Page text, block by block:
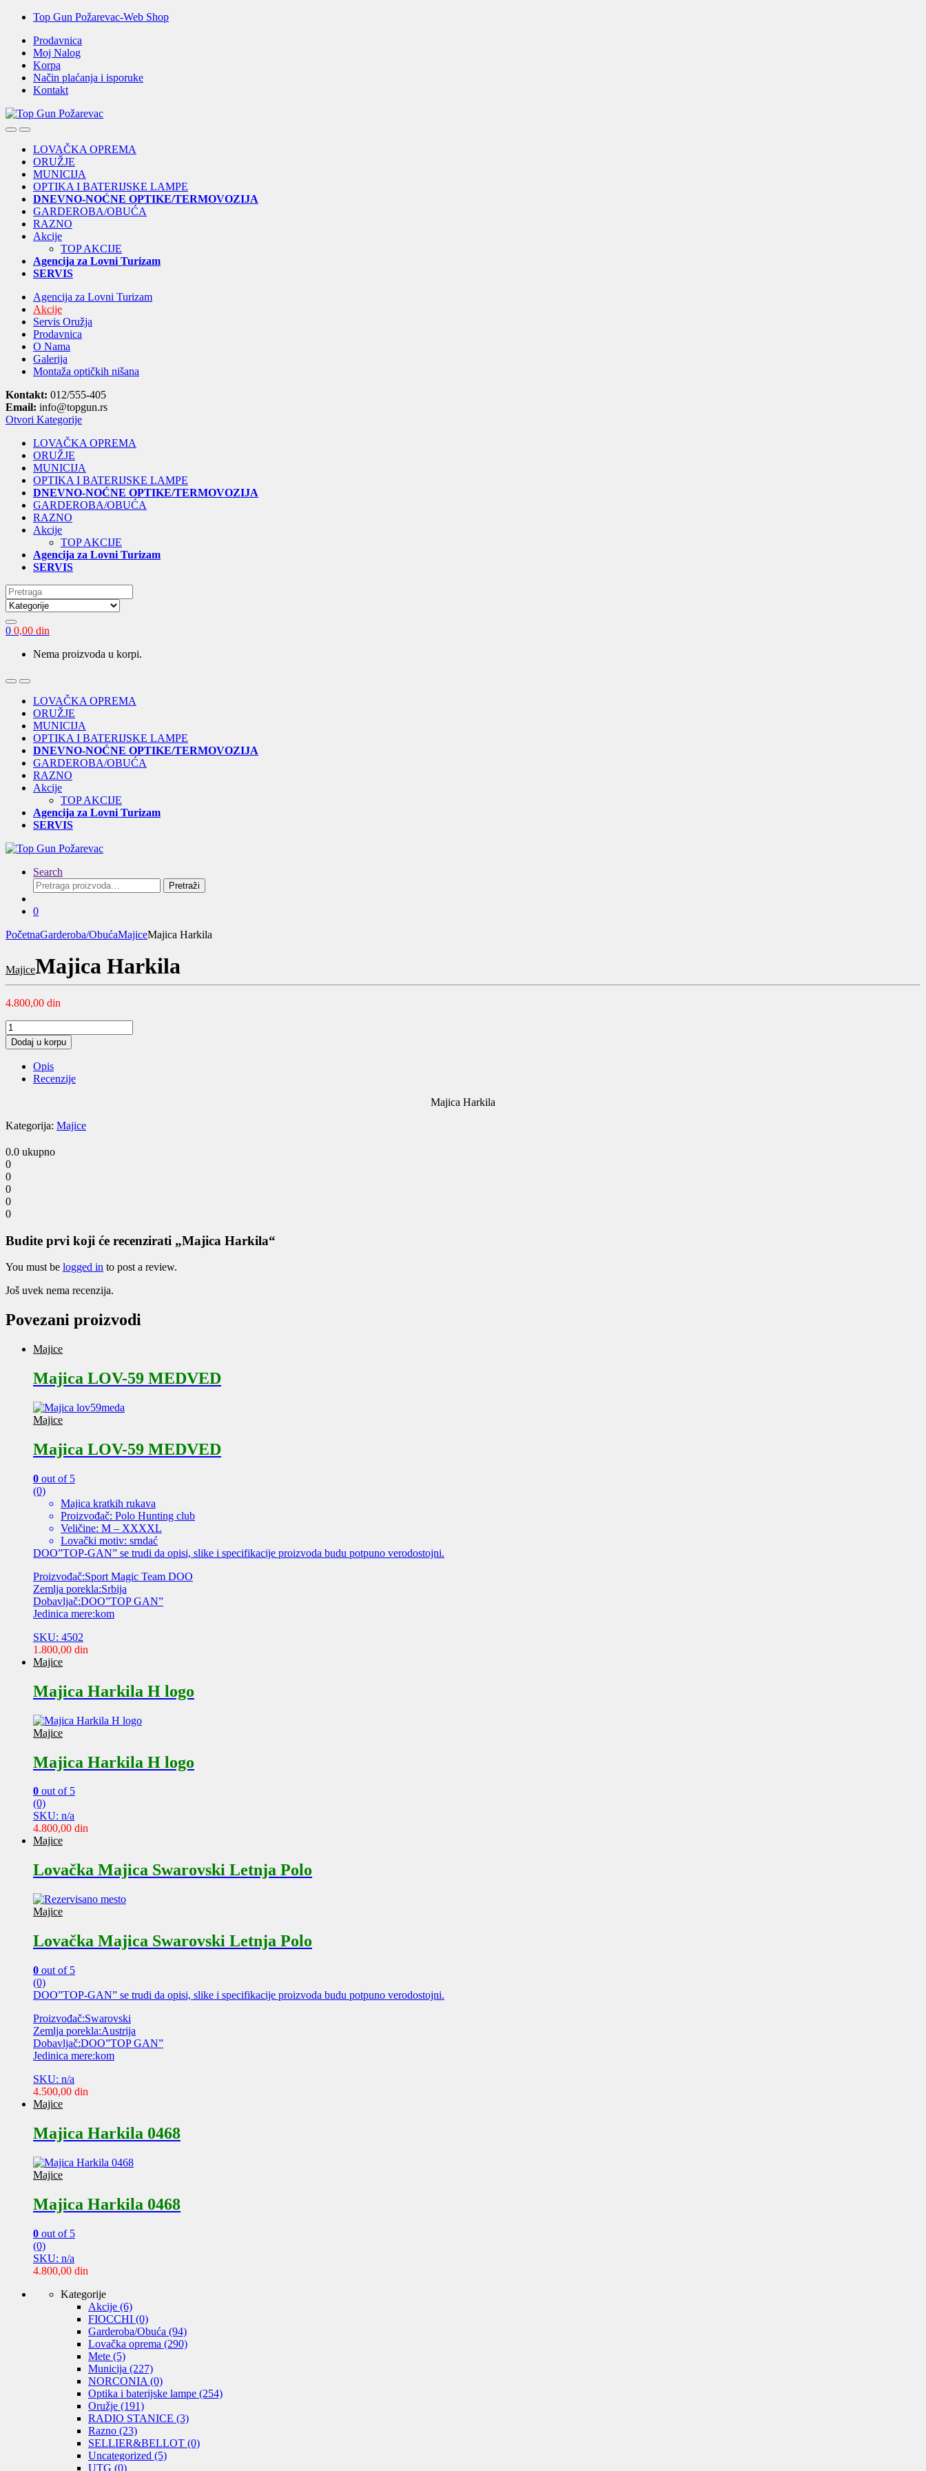
Skip
navigation
Skip
content
Top Gun Požarevac-Web Shop
Prodavnica
Moj Nalog
Korpa
Način plaćanja i isporuke
Kontakt
OpenClose
LOVAČKA OPREMA
ORUŽJE
MUNICIJA
OPTIKA I BATERIJSKE LAMPE
DNEVNO-NOĆNE OPTIKE/TERMOVOZIJA
GARDEROBA/OBUĆA
RAZNO
Akcije
TOP AKCIJE
Agencija za Lovni Turizam
SERVIS
Agencija za Lovni Turizam
Akcije
Servis Oružja
Prodavnica
O Nama
Galerija
Montaža optičkih nišana
Kontakt: 012/555-405
Email: info@topgun.rs
Otvori Kategorije
LOVAČKA OPREMA
ORUŽJE
MUNICIJA
OPTIKA I BATERIJSKE LAMPE
DNEVNO-NOĆNE OPTIKE/TERMOVOZIJA
GARDEROBA/OBUĆA
RAZNO
Akcije
TOP AKCIJE
Agencija za Lovni Turizam
SERVIS
Search
for:
0 0,00 din
Nema proizvoda u korpi.
OpenClose
LOVAČKA OPREMA
ORUŽJE
MUNICIJA
OPTIKA I BATERIJSKE LAMPE
DNEVNO-NOĆNE OPTIKE/TERMOVOZIJA
GARDEROBA/OBUĆA
RAZNO
Akcije
TOP AKCIJE
Agencija za Lovni Turizam
SERVIS
Search
Pretraga
za:
Pretraži
0
PočetnaGarderoba/ObućaMajiceMajica Harkila
MajiceMajica Harkila
4.800,00 din
Majica
Harkila
quantity
Dodaj u korpu
Opis
Recenzije
Majica Harkila
Kategorija: Majice
0.0 ukupno
0
0
0
0
0
Budite prvi koji će recenzirati „Majica Harkila“
You must be logged in to post a review.
Još uvek nema recenzija.
Povezani proizvodi
Majice
Majica LOV-59 MEDVED
Majice
Majica LOV-59 MEDVED
0 out of 5
(0)
Majica kratkih rukava
Proizvođač: Polo Hunting club
Veličine: M – XXXXL
Lovački motiv: srndać
DOO”TOP-GAN” se trudi da opisi, slike i specifikacije proizvoda budu potpuno verodostojni.
Proizvođač:Sport Magic Team DOO
Zemlja porekla:Srbija
Dobavljač:DOO”TOP GAN”
Jedinica mere:kom
SKU: 4502
1.800,00 din
Majice
Majica Harkila H logo
Majice
Majica Harkila H logo
0 out of 5
(0)
SKU: n/a
4.800,00 din
Majice
Lovačka Majica Swarovski Letnja Polo
Majice
Lovačka Majica Swarovski Letnja Polo
0 out of 5
(0)
DOO”TOP-GAN” se trudi da opisi, slike i specifikacije proizvoda budu potpuno verodostojni.
Proizvođač:Swarovski
Zemlja porekla:Austrija
Dobavljač:DOO”TOP GAN”
Jedinica mere:kom
SKU: n/a
4.500,00 din
Majice
Majica Harkila 0468
Majice
Majica Harkila 0468
0 out of 5
(0)
SKU: n/a
4.800,00 din
Kategorije
Akcije (6)
FIOCCHI (0)
Garderoba/Obuća (94)
Lovačka oprema (290)
Mete (5)
Municija (227)
NORCONIA (0)
Optika i baterijske lampe (254)
Oružje (191)
RADIO STANICE (3)
Razno (23)
SELLIER&BELLOT (0)
Uncategorized (5)
UTG (0)